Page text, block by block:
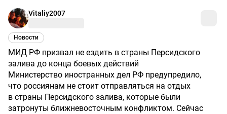
Vitaliy2007
Новости
МИД РФ призвал не ездить в страны Персидского
залива до конца боевых действий
Министерство иностранных дел РФ предупредило,
что россиянам не стоит отправляться на отдых
в страны Персидского залива, которые были
затронуты ближневосточным конфликтом. Сейчас